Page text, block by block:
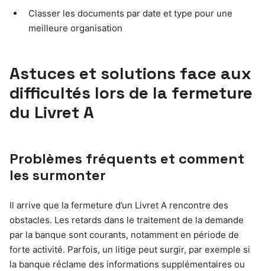
Classer les documents par date et type pour une
meilleure organisation
Astuces et solutions face aux
difficultés lors de la fermeture
du Livret A
Problèmes fréquents et comment
les surmonter
Il arrive que la fermeture d’un Livret A rencontre des
obstacles. Les retards dans le traitement de la demande
par la banque sont courants, notamment en période de
forte activité. Parfois, un litige peut surgir, par exemple si
la banque réclame des informations supplémentaires ou